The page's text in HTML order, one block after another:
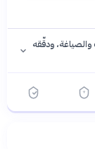
ودقّقه